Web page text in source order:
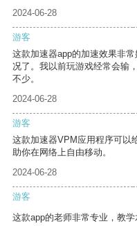
2024-06-28
游客
这款加速器app的加速效果非
况了。我以前玩游戏经常会输
不少。
2024-06-28
游客
这款加速器VPM应用程序可以
助你在网络上自由移动。
2024-06-28
游客
这款app的老师非常专业，教